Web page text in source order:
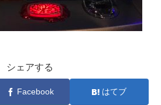
シェアする
Facebook はてブ